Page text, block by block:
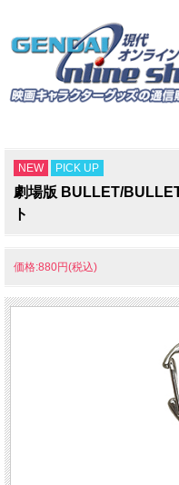
NEW PICK UP
劇場版 BULLET/
ト
価格:880円(税込)